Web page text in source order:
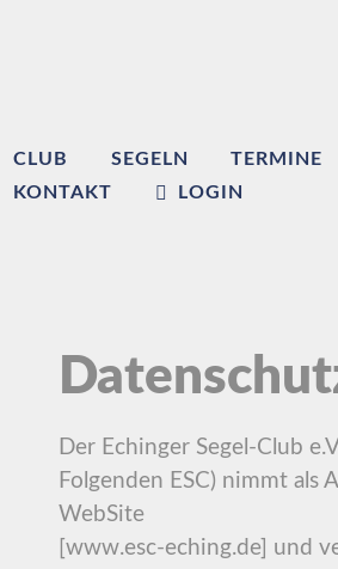
CLUB SEGELN TERMINE
KONTAKT
LOGIN
Der Echinger Segel-Club
Folgenden ESC) nimmt als
WebSite
[www.esc-eching.de] und